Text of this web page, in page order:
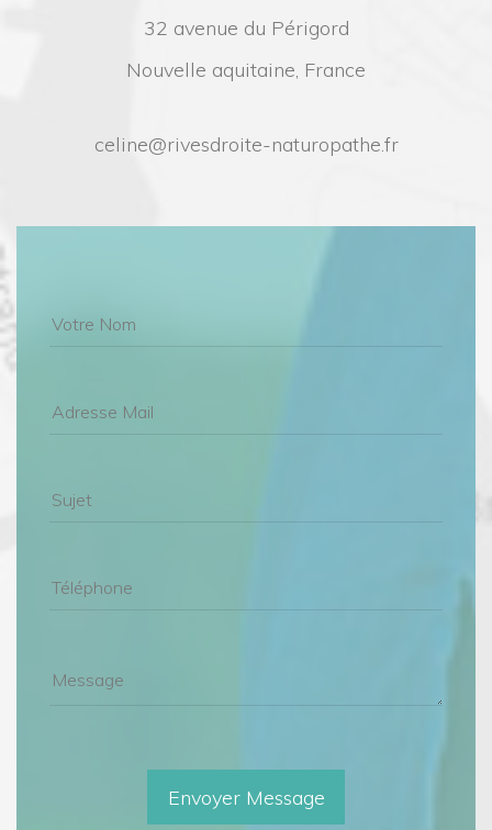
32 avenue du Périgord
Nouvelle aquitaine, France
celine@rivesdroite-naturopathe.fr